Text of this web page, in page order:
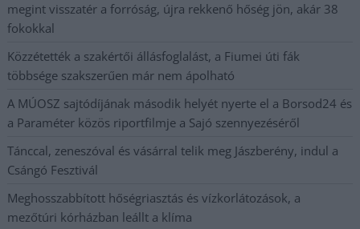
megint visszatér a forróság, újra rekkenő hőség jön, akár 38
fokokkal
Közzétették a szakértői állásfoglalást, a Fiumei úti fák
többsége szakszerűen már nem ápolható
A MÚOSZ sajtódíjának második helyét nyerte el a Borsod24 és
a Paraméter közös riportfilmje a Sajó szennyezéséről
Tánccal, zeneszóval és vásárral telik meg Jászberény, indul a
Csángó Fesztivál
Meghosszabbított hőségriasztás és vízkorlátozások, a
mezőtúri kórházban leállt a klíma